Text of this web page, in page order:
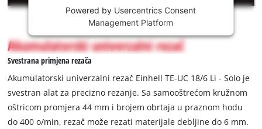
This
is
not
permitted
to
due
to
trackers
Powered by Usercentrics Consent
Management Platform
Akumulatorski univerzalni rezač
Svestrana primjena rezača
Akumulatorski univerzalni rezač Einhell TE-UC 18/6 Li - Solo je
svestran alat za precizno rezanje. Sa samooštrećom kružnom
oštricom promjera 44 mm i brojem obrtaja u praznom hodu
do 400 o/min, rezač može rezati materijale debljine do 6 mm.